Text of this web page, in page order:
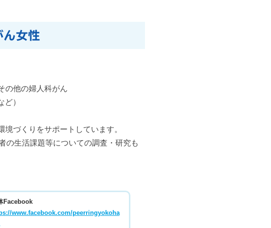
ん女性
の他の婦人科がん
）
づくりをサポートしています。
の生活課題等についての調査・研究も
Facebook
www.facebook.com/peerringyokoha